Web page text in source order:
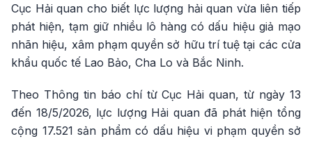
Cục Hải quan cho biết lực lượng hải quan vừa liên tiếp
phát hiện, tạm giữ nhiều lô hàng có dấu hiệu giả mạo
nhãn hiệu, xâm phạm quyền sở hữu trí tuệ tại các cửa
khẩu quốc tế Lao Bảo, Cha Lo và Bắc Ninh.
Theo Thông tin báo chí từ Cục Hải quan, từ ngày 13
đến 18/5/2026, lực lượng Hải quan đã phát hiện tổng
cộng 17.521 sản phẩm có dấu hiệu vi phạm quyền sở